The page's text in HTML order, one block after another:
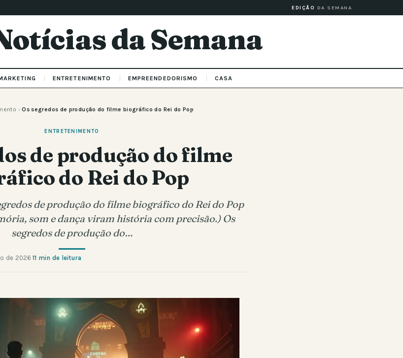
EDIÇÃO DA SEMANA
da Semana
ENTRETENIMENTO EMPREENDEDORISMO CASA
› Os segredos de produção do filme biográfico do Rei do Pop
ENTRETENIMENTO
de produção do filme
do Rei do Pop
de produção do filme biográfico do Rei do Pop
som e dança viram história com precisão.) Os
segredos de produção do…
de 2026·11 min de leitura